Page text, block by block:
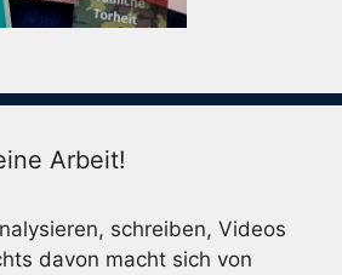
Arbeit!
schreiben, Videos
davon macht sich von